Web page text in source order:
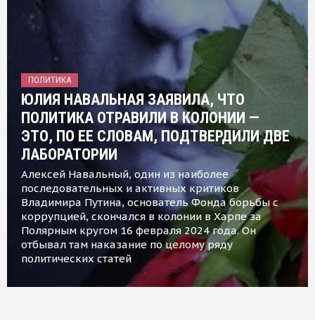
ПОЛИТИКА
ЮЛИЯ НАВАЛЬНАЯ ЗАЯВИЛА, ЧТО
ПОЛИТИКА ОТРАВИЛИ В КОЛОНИИ —
ЭТО, ПО ЕЕ СЛОВАМ, ПОДТВЕРДИЛИ ДВЕ
ЛАБОРАТОРИИ
Алексей Навальный, один из наиболее
последовательных и активных критиков
Владимира Путина, основатель Фонда борьбы с
коррупцией, скончался в колонии в Харпе за
Полярным кругом 16 февраля 2024 года. Он
отбывал там наказание по целому ряду
политических статей